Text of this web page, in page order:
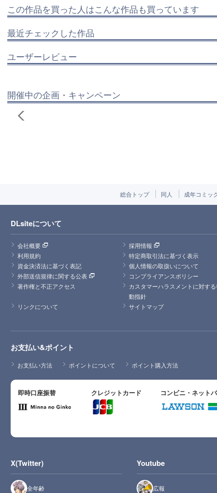
この作品を買った人はこんな作品も買っています
最近チェックした作品
ユーザーレビュー
開催中の企画・キャンペーン
総合トップ 同人 成年コミッ
DLsiteについて
会社概要
採用情報
利用規約
特定商取引法に基づく表示
資金決済法に基づく表記
個人情報の取扱いについて
外部送信規律に関する公表
コンプライアンスポリシー
著作権と不正アクセス
カスタマーハラスメントに対す
動指針
リンクについて
サイトマップ
お支払い&ポイント
お支払い方法 ポイントについて ポイント購入方法
即時口座振替 クレジットカード コンビニ・ネット
X(Twitter)
全年齢
Youtube
広報